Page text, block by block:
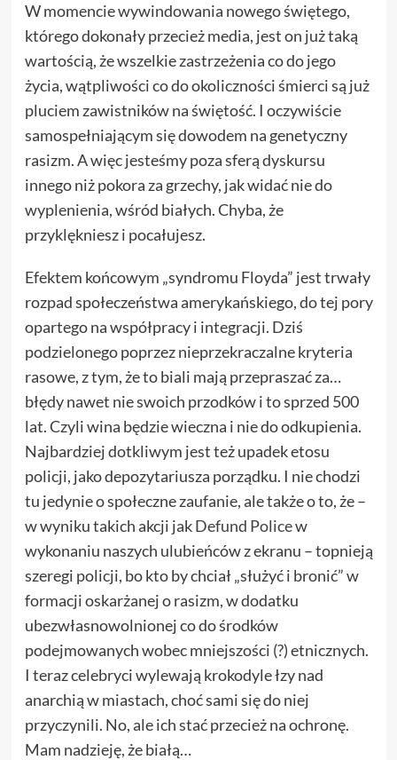
W momencie wywindowania nowego świętego,
którego dokonały przecież media, jest on już taką
wartością, że wszelkie zastrzeżenia co do jego
życia, wątpliwości co do okoliczności śmierci są już
pluciem zawistników na świętość. I oczywiście
samospełniającym się dowodem na genetyczny
rasizm. A więc jesteśmy poza sferą dyskursu
innego niż pokora za grzechy, jak widać nie do
wyplenienia, wśród białych. Chyba, że
przyklękniesz i pocałujesz.
Efektem końcowym „syndromu Floyda” jest trwały
rozpad społeczeństwa amerykańskiego, do tej pory
opartego na współpracy i integracji. Dziś
podzielonego poprzez nieprzekraczalne kryteria
rasowe, z tym, że to biali mają przepraszać za…
błędy nawet nie swoich przodków i to sprzed 500
lat. Czyli wina będzie wieczna i nie do odkupienia.
Najbardziej dotkliwym jest też upadek etosu
policji, jako depozytariusza porządku. I nie chodzi
tu jedynie o społeczne zaufanie, ale także o to, że –
w wyniku takich akcji jakDefund Policew
wykonaniu naszych ulubieńców z ekranu – topnieją
szeregi policji, bo kto by chciał „służyć i bronić” w
formacji oskarżanej o rasizm, w dodatku
ubezwłasnowolnionej co do środków
podejmowanych wobec mniejszości (?) etnicznych.
I teraz celebryci wylewają krokodyle łzy nad
anarchią w miastach, choć sami się do niej
przyczynili. No, ale ich stać przecież na ochronę.
Mam nadzieję, że białą…